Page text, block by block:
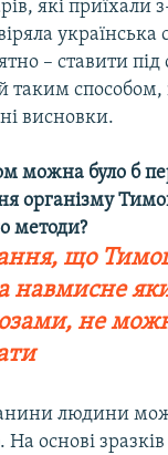
які приїхали
українська
– ставити під
таким способом,
висновки.
можна було б
організму
методи?
що
навмисне
не
людини
На основі